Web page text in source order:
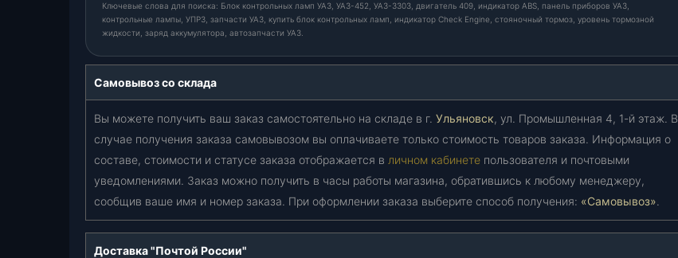
о
А
К
Б
.
т
.
.
Ключевые слова для поиска: Блок контрольных ламп УАЗ, УАЗ-452, УАЗ-3303, двигатель 409, индикатор ABS, панель приборов УАЗ,
контрольные лампы, УПРЗ, запчасти УАЗ, купить блок контрольных ламп, индикатор Check Engine, стояночный тормоз, уровень тормозной
жидкости, заряд аккумулятора, автозапчасти УАЗ.
Самовывоз со склада
Вы можете получить ваш заказ самостоятельно на складе в г. Ульяновск, ул. Промышленная 4, 1-й этаж. В
случае получения заказа самовывозом вы оплачиваете только стоимость товаров заказа. Информация о
составе, стоимости и статусе заказа отображается в личном кабинете пользователя и почтовыми
уведомлениями. Заказ можно получить в часы работы магазина, обратившись к любому менеджеру,
сообщив ваше имя и номер заказа. При оформлении заказа выберите способ получения: «Самовывоз».
Доставка "Почтой России"